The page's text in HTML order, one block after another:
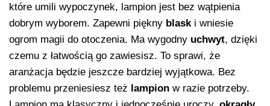
które umili wypoczynek, lampion jest bez wątpienia
dobrym wyborem. Zapewni piękny blask i wniesie
ogrom magii do otoczenia. Ma wygodny uchwyt, dzięki
czemu z łatwością go zawiesisz. To sprawi, że
aranżacja będzie jeszcze bardziej wyjątkowa. Bez
problemu przeniesiesz też lampion w razie potrzeby.